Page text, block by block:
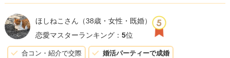
競争ではありません。また、恋愛の「勝ち負け」を決める
外見や状況だけではなく、人間関係は予測不能なもの
ることを忘れないでください。あなたがおっしゃる「性格
ほしねこさん （38歳・女性・既婚）
恋愛マスターランキング： 5位
合コン・紹介で交際 婚活パーティーで成婚